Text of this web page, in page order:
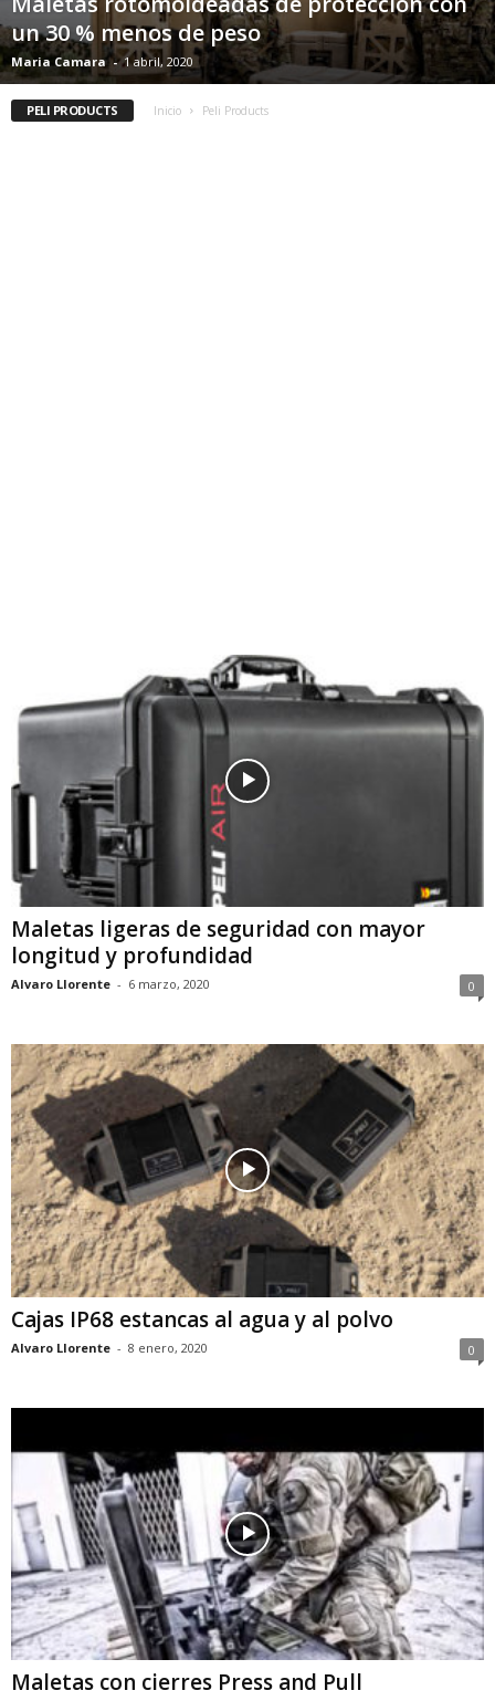
un 30 % menos de peso
Maria Camara - 1 abril, 2020
PELI PRODUCTS Inicio Peli Products
Maletas ligeras de seguridad con mayor
longitud y profundidad
Alvaro Llorente - 6 marzo, 2020 0
Cajas IP68 estancas al agua y al polvo
Alvaro Llorente - 8 enero, 2020 0
Maletas con cierres Press and Pull